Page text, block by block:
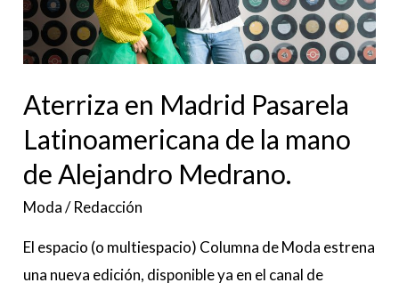
Aterriza en Madrid Pasarela
Latinoamericana de la mano
de Alejandro Medrano.
Moda/Redacción
El espacio (o multiespacio) Columna de Moda estrena
una nueva edición, disponible ya en el canal de
de
la
de
Alejandro
Medrano.